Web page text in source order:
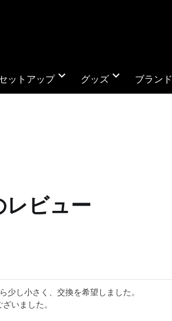
ットアップexpand_more グッズ expand_more ブランド
レビュー
少し小さく、交換を希望しました。
いました。